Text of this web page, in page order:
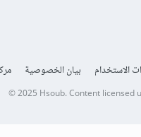
الاستخدام بيان الخصوصية
© 2025 Hsoub.Content licensed